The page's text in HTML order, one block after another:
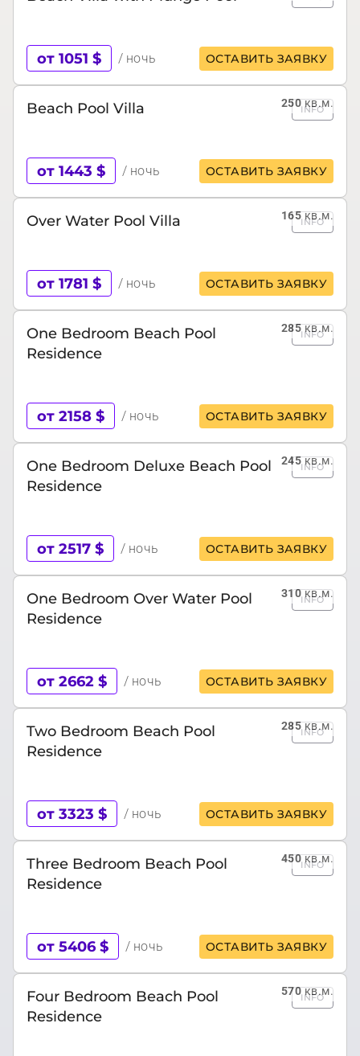
от 1051 $ / ночь ОСТАВИТЬ ЗАЯВКУ
250кв.м.
Beach Pool Villa INFO
от 1443 $ / ночь ОСТАВИТЬ ЗАЯВКУ
165кв.м.
Over Water Pool Villa INFO
от 1781 $ / ночь ОСТАВИТЬ ЗАЯВКУ
285кв.м.
One Bedroom Beach Pool
Residence
INFO
от 2158 $ / ночь ОСТАВИТЬ ЗАЯВКУ
245кв.м.
One Bedroom Deluxe Beach Pool
Residence
INFO
от 2517 $ / ночь ОСТАВИТЬ ЗАЯВКУ
310кв.м.
One Bedroom Over Water Pool
Residence
INFO
от 2662 $ / ночь ОСТАВИТЬ ЗАЯВКУ
285кв.м.
Two Bedroom Beach Pool
Residence
INFO
от 3323 $ / ночь ОСТАВИТЬ ЗАЯВКУ
450кв.м.
Three Bedroom Beach Pool
Residence
INFO
от 5406 $ / ночь ОСТАВИТЬ ЗАЯВКУ
570кв.м.
Four Bedroom Beach Pool
Residence
INFO